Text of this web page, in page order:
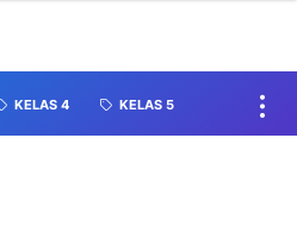
KELAS 4 KELAS 5